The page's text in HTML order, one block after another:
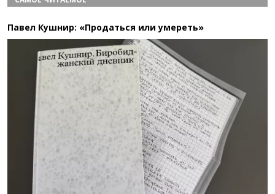
Павел Кушнир: «Продаться или умереть»